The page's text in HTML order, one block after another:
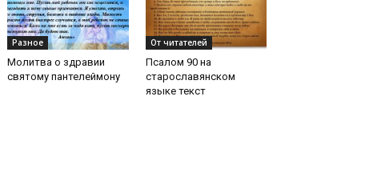
Разное
Молитва о здравии
святому пантелеймону
От читателей
Псалом 90 на
старославянском
языке текст